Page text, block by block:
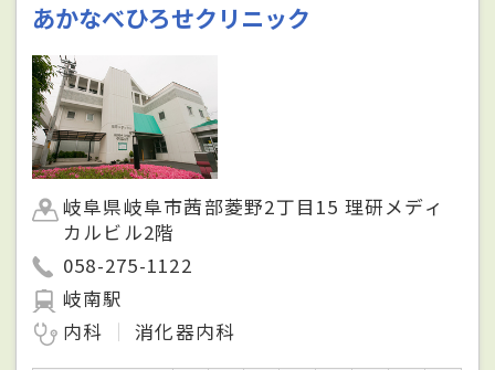
あかなべひろせクリニック
岐阜県岐阜市茜部菱野2丁目15 理研メディ
カルビル2階
058-275-1122
岐南駅
内科
消化器内科